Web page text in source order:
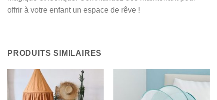
offrir à votre enfant un espace de rêve !
PRODUITS SIMILAIRES